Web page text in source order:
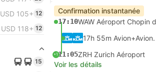
USD 105+ 12
USD 118+ 12
15
Confirmation instantanée
17:10
17h 55m Avion+Avion.
+111:05ZRH Zurich Aéroport
Voir les détails